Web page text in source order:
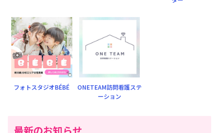
フォトスタジオBÉBÉ
ONETEAM訪問看護ステ
ーション